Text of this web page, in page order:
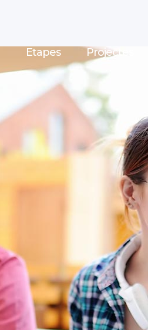
Etapes Projectes